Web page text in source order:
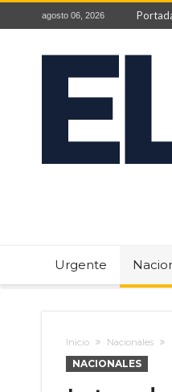
agosto 06, 2026
Urgente
Inicio Nacionales
NACIONALES